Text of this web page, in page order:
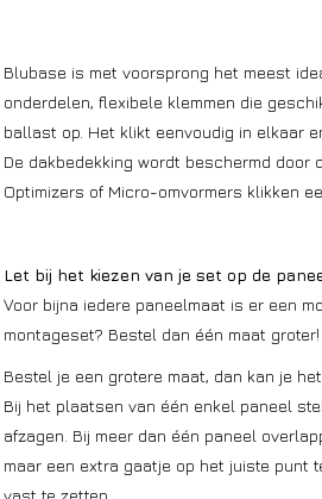
Blubase is met voorsprong het meest
onderdelen, flexibele klemmen die
ballast op. Het klikt eenvoudig in elkaar
De dakbedekking wordt beschermd door
Optimizers of Micro-omvormers klikken
Let bij het kiezen van je set op de
Voor bijna iedere paneelmaat is er een
montageset? Bestel dan één maat groter!
Bestel je een grotere maat, dan kan je
Bij het plaatsen van één enkel paneel
afzagen. Bij meer dan één paneel
maar een extra gaatje op het juiste punt
vast te zetten.